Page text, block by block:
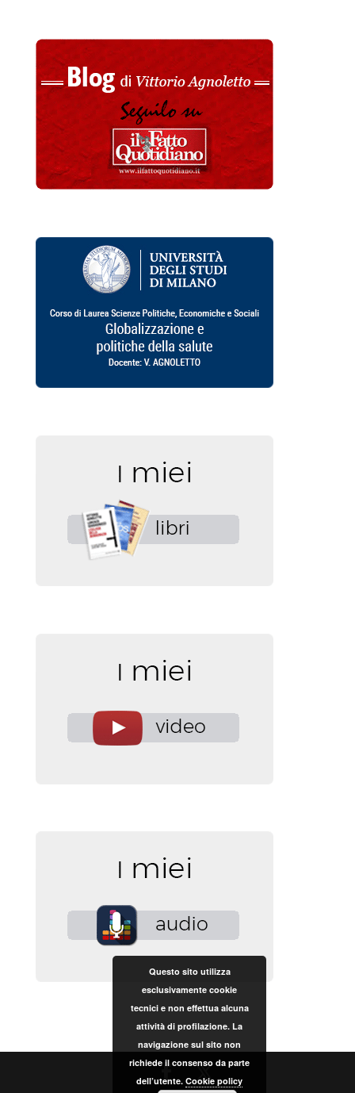
Questo sito utilizza
esclusivamente cookie
tecnici e non effettua alcuna
attività di profilazione. La
navigazione sul sito non
richiede il consenso da parte
dell’utente. Cookie policy